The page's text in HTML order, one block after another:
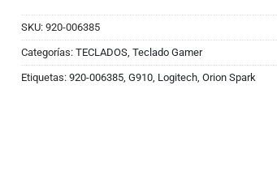
SKU:920-006385
Categorías:TECLADOS,Teclado Gamer
Etiquetas:920-006385,G910, Logitech,Orion Spark